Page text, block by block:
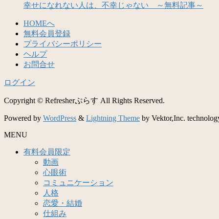
幸せになれない人は、不幸じゃない ～無料記事～
HOMEへ
無料会員登録
プライバシーポリシー
ヘルプ
お問合せ
ログイン
Copyright © Refresherぷらす All Rights Reserved.
Powered by WordPress & Lightning Theme by Vektor,Inc.
MENU
有料会員限定
動画
心眼術
コミュニケーション
人格
恋愛・結婚
仕組み